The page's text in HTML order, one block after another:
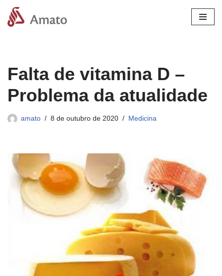
Pular
Falta de vitamina D –
Problema da atualidade
amato 8 de outubro de 2020 Medicina